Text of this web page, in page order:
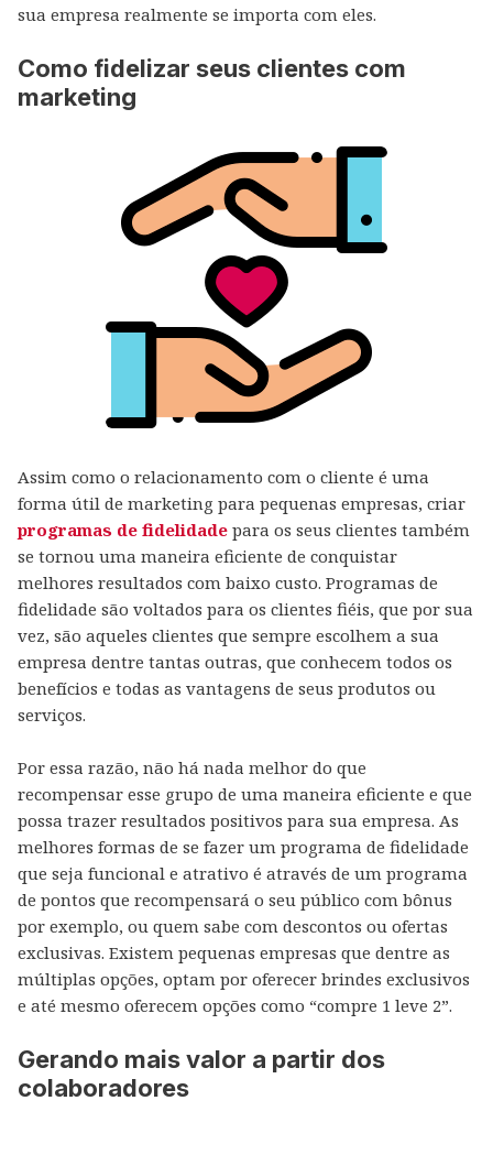
sua empresa realmente se importa com eles.
Como fidelizar seus clientes com
marketing
Assim como o relacionamento com o cliente é uma
forma útil de marketing para pequenas empresas, criar
programas de fidelidade para os seus clientes também
se tornou uma maneira eficiente de conquistar
melhores resultados com baixo custo. Programas de
fidelidade são voltados para os clientes fiéis, que por sua
vez, são aqueles clientes que sempre escolhem a sua
empresa dentre tantas outras, que conhecem todos os
benefícios e todas as vantagens de seus produtos ou
serviços.
Por essa razão, não há nada melhor do que
recompensar esse grupo de uma maneira eficiente e que
possa trazer resultados positivos para sua empresa. As
melhores formas de se fazer um programa de fidelidade
que seja funcional e atrativo é através de um programa
de pontos que recompensará o seu público com bônus
por exemplo, ou quem sabe com descontos ou ofertas
exclusivas. Existem pequenas empresas que dentre as
múltiplas opções, optam por oferecer brindes exclusivos
e até mesmo oferecem opções como “compre 1 leve 2”.
Gerando mais valor a partir dos
colaboradores